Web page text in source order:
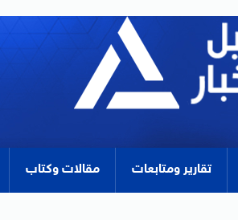
تقارير ومتابعات مقالات وكتاب